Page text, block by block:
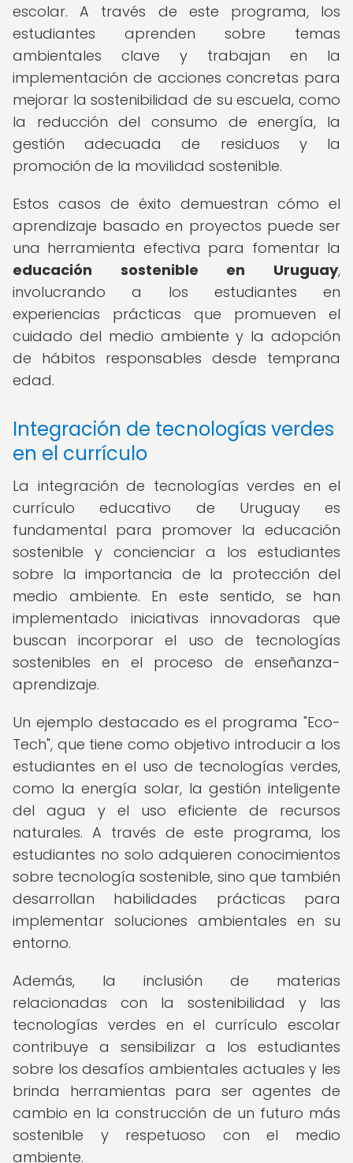
escolar. A través de este programa, los
estudiantes aprenden sobre temas
ambientales clave y trabajan en la
implementación de acciones concretas para
mejorar la sostenibilidad de su escuela, como
la reducción del consumo de energía, la
gestión adecuada de residuos y la
promoción de la movilidad sostenible.
Estos casos de éxito demuestran cómo el
aprendizaje basado en proyectos puede ser
una herramienta efectiva para fomentar la
educación sostenible en Uruguay,
involucrando a los estudiantes en
experiencias prácticas que promueven el
cuidado del medio ambiente y la adopción
de hábitos responsables desde temprana
edad.
Integración de tecnologías verdes
en el currículo
La integración de tecnologías verdes en el
currículo educativo de Uruguay es
fundamental para promover la educación
sostenible y concienciar a los estudiantes
sobre la importancia de la protección del
medio ambiente. En este sentido, se han
implementado iniciativas innovadoras que
buscan incorporar el uso de tecnologías
sostenibles en el proceso de enseñanza-
aprendizaje.
Un ejemplo destacado es el programa "Eco-
Tech", que tiene como objetivo introducir a los
estudiantes en el uso de tecnologías verdes,
como la energía solar, la gestión inteligente
del agua y el uso eficiente de recursos
naturales. A través de este programa, los
estudiantes no solo adquieren conocimientos
sobre tecnología sostenible, sino que también
desarrollan habilidades prácticas para
implementar soluciones ambientales en su
entorno.
Además, la inclusión de materias
relacionadas con la sostenibilidad y las
tecnologías verdes en el currículo escolar
contribuye a sensibilizar a los estudiantes
sobre los desafíos ambientales actuales y les
brinda herramientas para ser agentes de
cambio en la construcción de un futuro más
sostenible y respetuoso con el medio
ambiente.